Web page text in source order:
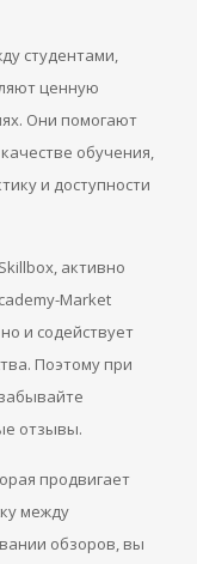
студентами,
ценную
Они помогают
обучения,
и доступности
активно
Market
и содействует
Поэтому при
отзывы.
продвигает
между
обзоров, вы